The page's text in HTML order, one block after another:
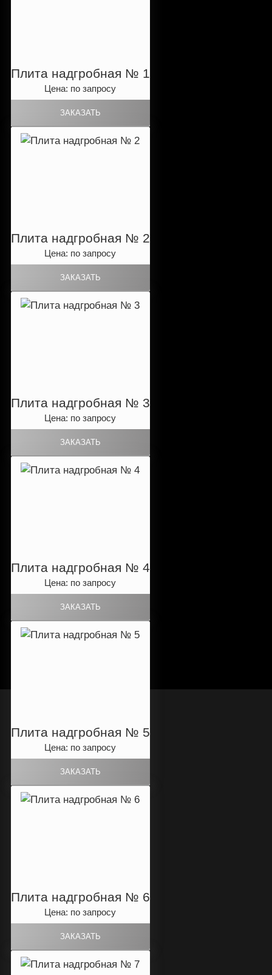
Плита надгробная № 1
Цена: по запросу
Плита надгробная № 2
Цена: по запросу
Плита надгробная № 3
Цена: по запросу
Плита надгробная № 4
Цена: по запросу
Плита надгробная № 5
Цена: по запросу
Плита надгробная № 6
Цена: по запросу